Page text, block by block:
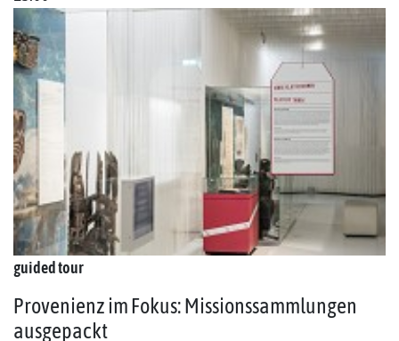
guided tour
Provenienz im Fokus: Missionssammlungen
ausgepackt